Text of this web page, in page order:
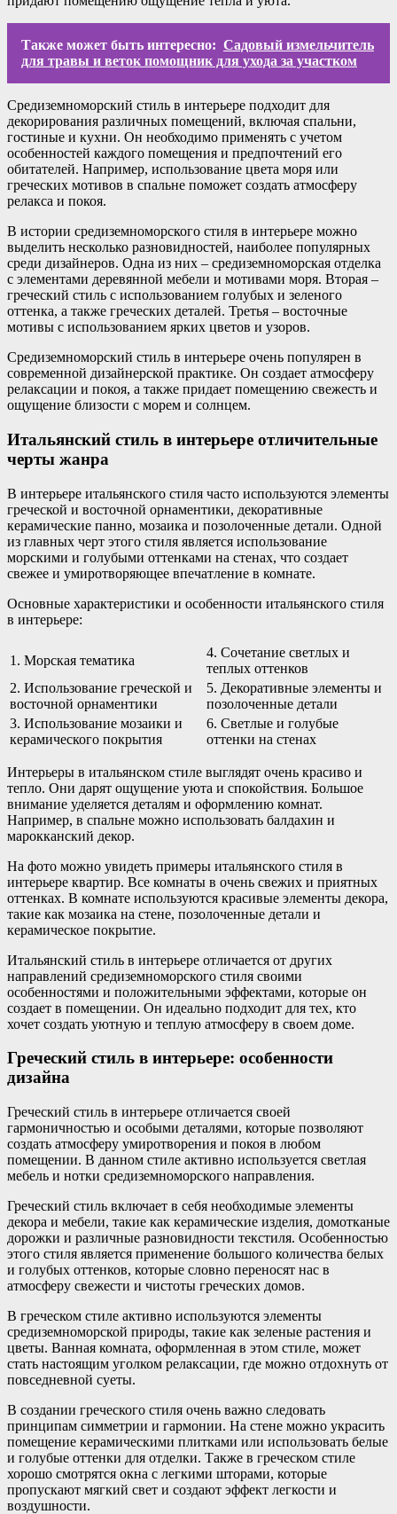
Также может быть интересно: Садовый измельчитель
для травы и веток помощник для ухода за участком
Средиземноморский стиль в интерьере подходит для
декорирования различных помещений, включая спальни,
гостиные и кухни. Он необходимо применять с учетом
особенностей каждого помещения и предпочтений его
обитателей. Например, использование цвета моря или
греческих мотивов в спальне поможет создать атмосферу
релакса и покоя.
В истории средиземноморского стиля в интерьере можно
выделить несколько разновидностей, наиболее популярных
среди дизайнеров. Одна из них – средиземноморская отделка
с элементами деревянной мебели и мотивами моря. Вторая –
греческий стиль с использованием голубых и зеленого
оттенка, а также греческих деталей. Третья – восточные
мотивы с использованием ярких цветов и узоров.
Средиземноморский стиль в интерьере очень популярен в
современной дизайнерской практике. Он создает атмосферу
релаксации и покоя, а также придает помещению свежесть и
ощущение близости с морем и солнцем.
Итальянский стиль в интерьере отличительные
черты жанра
В интерьере итальянского стиля часто используются элементы
греческой и восточной орнаментики, декоративные
керамические панно, мозаика и позолоченные детали. Одной
из главных черт этого стиля является использование
морскими и голубыми оттенками на стенах, что создает
свежее и умиротворяющее впечатление в комнате.
Основные характеристики и особенности итальянского стиля
в интерьере:
1. Морская тематика
4. Сочетание светлых и
теплых оттенков
2. Использование греческой и
восточной орнаментики
5. Декоративные элементы и
позолоченные детали
3. Использование мозаики и
керамического покрытия
6. Светлые и голубые
оттенки на стенах
Интерьеры в итальянском стиле выглядят очень красиво и
тепло. Они дарят ощущение уюта и спокойствия. Большое
внимание уделяется деталям и оформлению комнат.
Например, в спальне можно использовать балдахин и
марокканский декор.
На фото можно увидеть примеры итальянского стиля в
интерьере квартир. Все комнаты в очень свежих и приятных
оттенках. В комнате используются красивые элементы декора,
такие как мозаика на стене, позолоченные детали и
керамическое покрытие.
Итальянский стиль в интерьере отличается от других
направлений средиземноморского стиля своими
особенностями и положительными эффектами, которые он
создает в помещении. Он идеально подходит для тех, кто
хочет создать уютную и теплую атмосферу в своем доме.
Греческий стиль в интерьере: особенности
дизайна
Греческий стиль в интерьере отличается своей
гармоничностью и особыми деталями, которые позволяют
создать атмосферу умиротворения и покоя в любом
помещении. В данном стиле активно используется светлая
мебель и нотки средиземноморского направления.
Греческий стиль включает в себя необходимые элементы
декора и мебели, такие как керамические изделия, домотканые
дорожки и различные разновидности текстиля. Особенностью
этого стиля является применение большого количества белых
и голубых оттенков, которые словно переносят нас в
атмосферу свежести и чистоты греческих домов.
В греческом стиле активно используются элементы
средиземноморской природы, такие как зеленые растения и
цветы. Ванная комната, оформленная в этом стиле, может
стать настоящим уголком релаксации, где можно отдохнуть от
повседневной суеты.
В создании греческого стиля очень важно следовать
принципам симметрии и гармонии. На стене можно украсить
помещение керамическими плитками или использовать белые
и голубые оттенки для отделки. Также в греческом стиле
хорошо смотрятся окна с легкими шторами, которые
пропускают мягкий свет и создают эффект легкости и
воздушности.